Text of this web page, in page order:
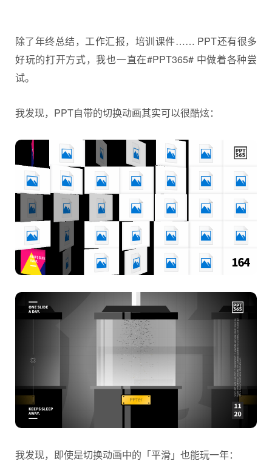
除了年终总结，工作汇报，培训课件…… PPT还有很多
好玩的打开方式，我也一直在#PPT365# 中做着各种尝
试。
我发现，PPT自带的切换动画其实可以很酷炫：
我发现，即使是切换动画中的「平滑」也能玩一年：